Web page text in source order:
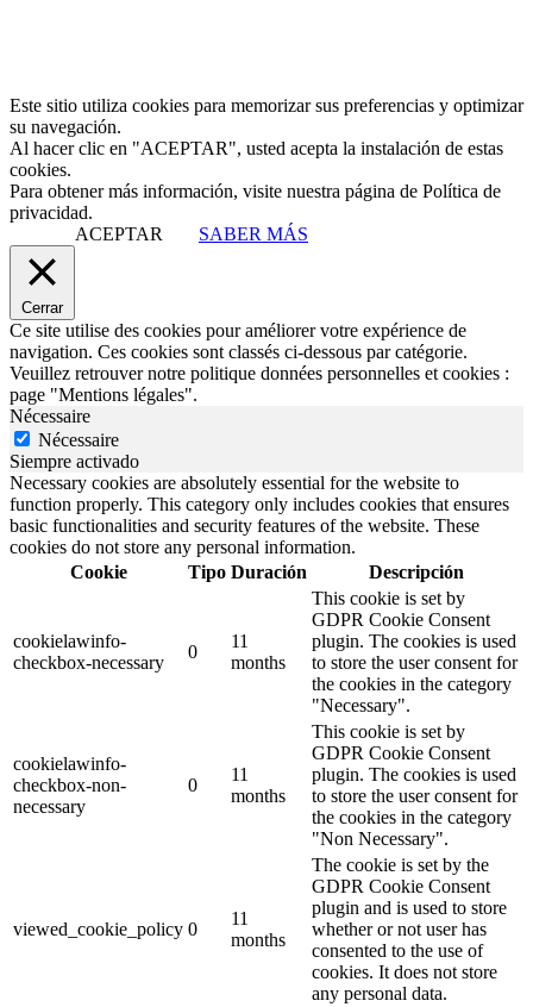
Este sitio utiliza cookies para memorizar sus preferencias y optimizar
su navegación.
Al hacer clic en "ACEPTAR", usted acepta la instalación de estas
cookies.
Para obtener más información, visite nuestra página de Política de
privacidad.
ACEPTAR
SABER MÁS
Cerrar
Ce site utilise des cookies pour améliorer votre expérience de
navigation. Ces cookies sont classés ci-dessous par catégorie.
Veuillez retrouver notre politique données personnelles et cookies :
page "Mentions légales".
Nécessaire
Nécessaire
Siempre activado
Necessary cookies are absolutely essential for the website to
function properly. This category only includes cookies that ensures
basic functionalities and security features of the website. These
cookies do not store any personal information.
Cookie
Tipo Duración Descripción
cookielawinfo-
checkbox-necessary
0
11
months
This cookie is set by
GDPR Cookie Consent
plugin. The cookies is used
to store the user consent for
the cookies in the category
"Necessary".
cookielawinfo-
checkbox-non-
necessary
0
11
months
This cookie is set by
GDPR Cookie Consent
plugin. The cookies is used
to store the user consent for
the cookies in the category
"Non Necessary".
viewed_cookie_policy 0
11
months
The cookie is set by the
GDPR Cookie Consent
plugin and is used to store
whether or not user has
consented to the use of
cookies. It does not store
any personal data.